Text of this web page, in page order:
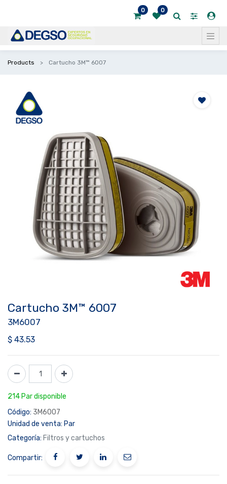
0 0
Products Cartucho 3M™ 6007
Cartucho 3M™ 6007
3M6007
$ 43.53
214 Par disponible
Código: 3M6007
Unidad de venta: Par
Categoría: Filtros y cartuchos
Compartir: